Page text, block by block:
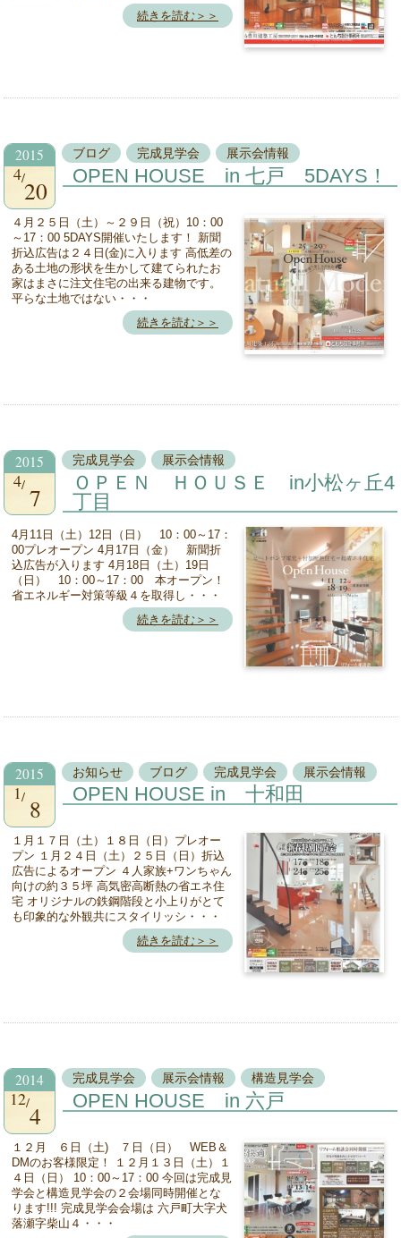
続きを読む＞＞
2015
4
20
ブログ 完成見学会 展示会情報
OPEN HOUSE in 七戸 5DAYS！
４月２５日（土）～２９日（祝）10：00
～17：00 5DAYS開催いたします！ 新聞
折込広告は２４日(金)に入ります 高低差の
ある土地の形状を生かして建てられたお
家はまさに注文住宅の出来る建物です。
平らな土地ではない・・・
続きを読む＞＞
2015
4
7
完成見学会 展示会情報
ＯＰＥＮ ＨＯＵＳＥ in小松ヶ丘4
丁目
4月11日（土）12日（日） 10：00～17：
00プレオープン 4月17日（金） 新聞折
込広告が入ります 4月18日（土）19日
（日） 10：00～17：00 本オープン！
省エネルギー対策等級４を取得し・・・
続きを読む＞＞
2015
1
8
お知らせ ブログ 完成見学会 展示会情報
OPEN HOUSE in 十和田
１月１７日（土）１８日（日）プレオー
プン １月２４日（土）２５日（日）折込
広告によるオープン ４人家族+ワンちゃん
向けの約３５坪 高気密高断熱の省エネ住
宅 オリジナルの鉄鋼階段と小上りがとて
も印象的な外観共にスタイリッシ・・・
続きを読む＞＞
2014
12
4
完成見学会 展示会情報 構造見学会
OPEN HOUSE in 六戸
１２月 ６日（土) ７日（日） WEB＆
DMのお客様限定！ １２月１３日（土）１
４日（日） 10：00～17：00 今回は完成見
学会と構造見学会の２会場同時開催とな
ります!!! 完成見学会会場は 六戸町大字犬
落瀬字柴山４・・・